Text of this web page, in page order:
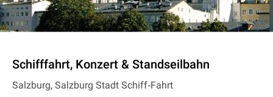
Schifffahrt, Konzert & Standseilbahn
Salzburg, Salzburg Stadt Schiff‐Fahrt